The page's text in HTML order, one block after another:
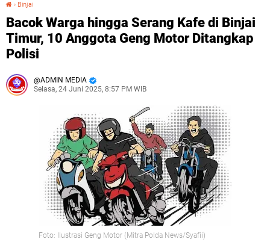
› Binjai
Bacok Warga hingga Serang Kafe di Binjai
Timur, 10 Anggota Geng Motor Ditangkap
Polisi
ADMIN MEDIA
Selasa, 24 Juni 2025, 8:57 PM WIB
Foto: Ilustrasi Geng Motor (Mitra Polda News/Syafii)